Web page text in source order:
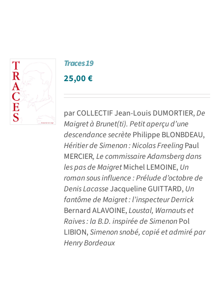
Traces 19
25,00€
par COLLECTIF Jean-Louis DUMORTIER,De
Maigret à Brunet(ti). Petit aperçu d’une
descendance secrète Philippe BLONBDEAU,
Héritier de Simenon : Nicolas FreelingPaul
MERCIER, Le commissaire Adamsberg dans
les pas de MaigretMichel LEMOINE,Un
roman sous influence : Prélude d’octobre de
Denis LacasseJacqueline GUITTARD,Un
fantôme de Maigret : l’inspecteur Derrick
Bernard ALAVOINE,Loustal, Warnauts et
Raives : la B.D. inspirée de SimenonPol
LIBION,Simenon snobé, copié et admiré par
Henry Bordeaux